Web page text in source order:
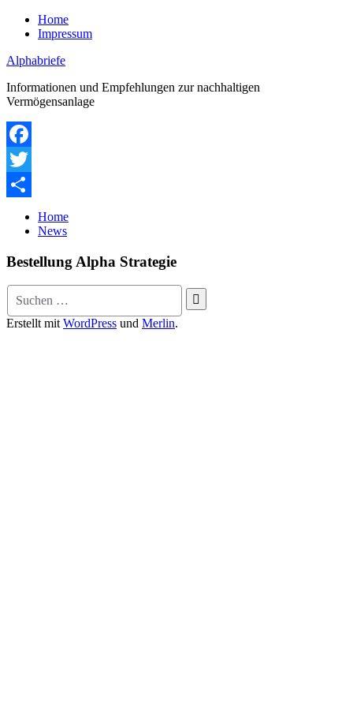
Zum
Inhalt
Home
Impressum
Alphabriefe
Informationen und Empfehlungen zur nachhaltigen
Vermögensanlage
Facebook
Twitter
Home
News
Bestellung Alpha Strategie
Suche
nach:
Erstellt mitWordPress und Merlin.